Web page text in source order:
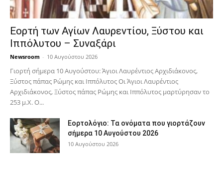
Εορτή των Αγίων Λαυρεντίου, Ξύστου και
Ιππόλυτου – Συναξάρι
Newsroom - 10 Αυγούστου 2026
Γιορτή σήμερα 10 Αυγούστου: Άγιοι Λαυρέντιος Αρχιδιάκονος,
Ξύστος πάπας Ρώμης και Ιππόλυτος Οι Άγιοι Λαυρέντιος
Αρχιδιάκονος, Ξύστος πάπας Ρώμης και Ιππόλυτος μαρτύρησαν το
253 μ.Χ. Ο...
Εορτολόγιο: Τα ονόματα που γιορτάζουν
σήμερα 10 Αυγούστου 2026
10 Αυγούστου 2026